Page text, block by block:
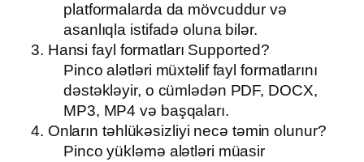
platformalarda da mövcuddur və
asanlıqla istifadə oluna bilər.
3. Hansi fayl formatları Supported?
Pinco alətləri müxtəlif fayl formatlarını
dəstəkləyir, o cümlədən PDF, DOCX,
MP3, MP4 və başqaları.
4. Onların təhlükəsizliyi necə təmin olunur?
Pinco yükləmə alətləri müasir